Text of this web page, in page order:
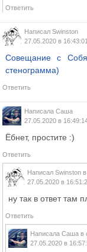
Ответить
Написал Swinston
27.05.2020 в 16:43:01
Совещание с
стенограмма)
Ответить
Написала Саша
27.05.2020 в
Ёбнет, простите :)
Ответить
Написал Swinston
27.05.2020 в
ну так в ответ там
Ответить
Написала Саша в
27.05.2020 в